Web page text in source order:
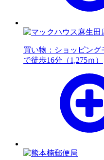
買い物：ショッピング
で徒歩16分（1,275ｍ）